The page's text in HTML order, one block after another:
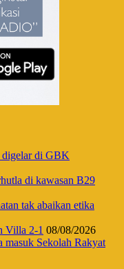
digelar di GBK
di kawasan B29
tak abaikan etika
Villa 2-1 08/08/2026
masuk Sekolah Rakyat